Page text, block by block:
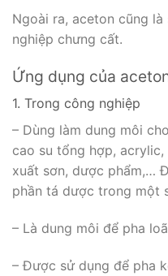
Ngoài ra, aceton cũng
nghiệp chưng cất.
Ứng dụng của
1. Trong công nghiệp
– Dùng làm dung môi
cao su tổng hợp,
xuất sơn, dược phẩm,…
phần tá dược trong một
– Là dung môi để pha
– Được sử dụng để pha